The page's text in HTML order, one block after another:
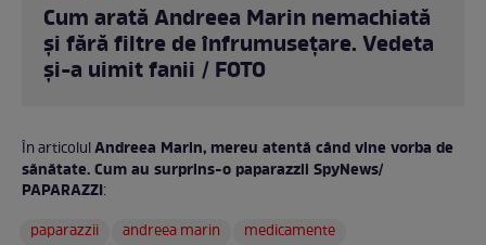
Cum arată Andreea Marin nemachiată
și fără filtre de înfrumusețare. Vedeta
și-a uimit fanii / FOTO
În articolulAndreea Marin, mereu atentă când vine vorba de
sănătate. Cum au surprins-o paparazzii SpyNews/
PAPARAZZI:
paparazzii
andreea marin medicamente